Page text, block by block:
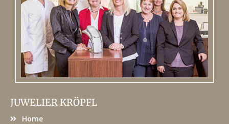
JUWELIER KRÖPFL
Home